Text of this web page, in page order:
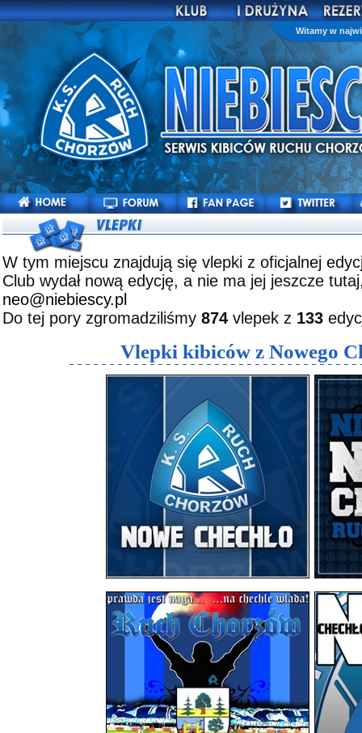
Witamy w
W tym miejscu znajdują się vlepki z oficjalnej
Club wydał nową edycję, a nie ma jej jeszcze
neo@niebiescy.pl
Do tej pory zgromadziliśmy 874 vlepek z 133
Vlepki kibiców z Nowego